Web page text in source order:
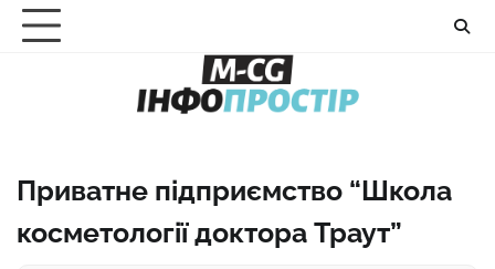
Перейти
Приватне підприємство “Школа
косметології доктора Траут”